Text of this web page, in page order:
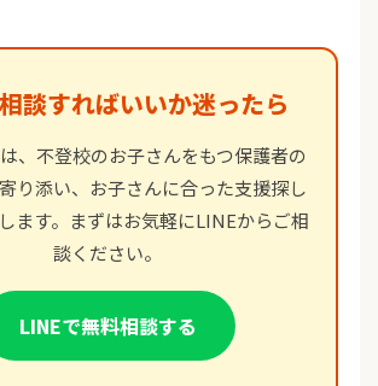
談すればいいか迷ったら
、不登校のお子さんをもつ保護者の
り添い、お子さんに合った支援探し
ます。まずはお気軽にLINEからご相
談ください。
LINEで無料相談する